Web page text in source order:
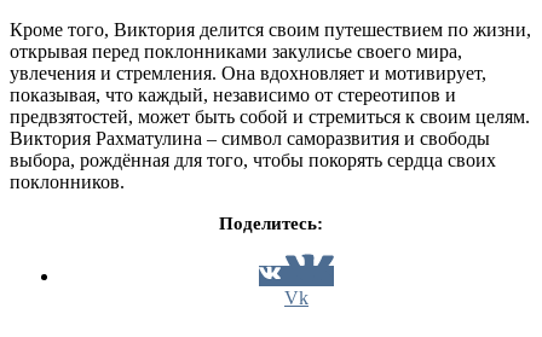
Кроме того, Виктория делится своим путешествием по жизни,
открывая перед поклонниками закулисье своего мира,
увлечения и стремления. Она вдохновляет и мотивирует,
показывая, что каждый, независимо от стереотипов и
предвзятостей, может быть собой и стремиться к своим целям.
Виктория Рахматулина – символ саморазвития и свободы
выбора, рождённая для того, чтобы покорять сердца своих
поклонников.
Поделитесь:
Vk